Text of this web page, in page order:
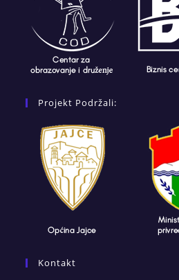
Projekt Podržali:
Kontakt